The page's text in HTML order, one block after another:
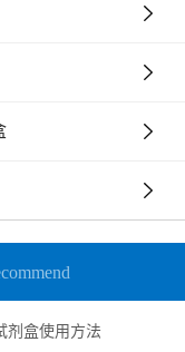
剂盒使用方法